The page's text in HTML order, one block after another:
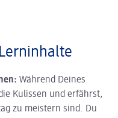
Während Deines
Kulissen und erfährst,
zu meistern sind. Du